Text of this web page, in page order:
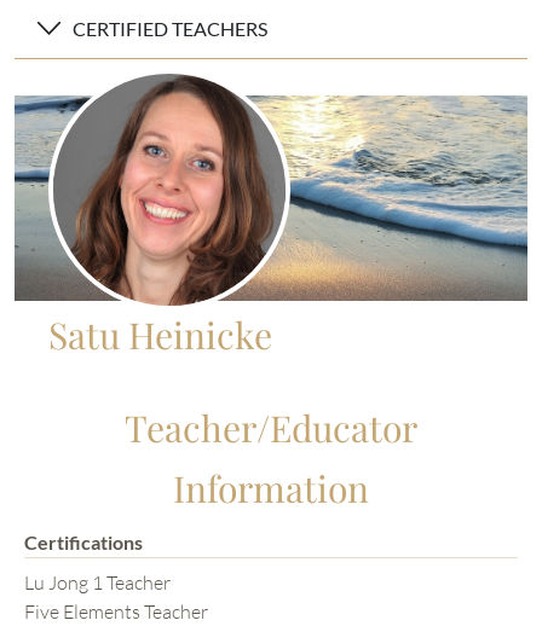
CERTIFIED TEACHERS
Satu Heinicke
Teacher/Educator
Information
Certifications
Lu Jong 1 Teacher
Five Elements Teacher